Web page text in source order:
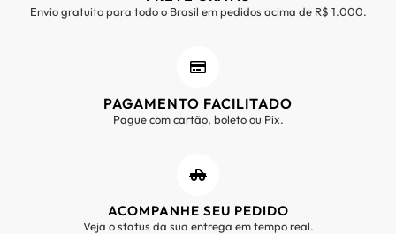
Envio gratuito para todo o Brasil em pedidos acima de R$ 1.000.
PAGAMENTO FACILITADO
Pague com cartão, boleto ou Pix.
ACOMPANHE SEU PEDIDO
Veja o status da sua entrega em tempo real.